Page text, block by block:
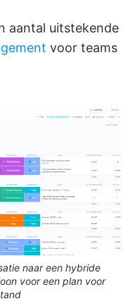
aantal uitstekende
voor teams
naar een hybride
voor een plan voor